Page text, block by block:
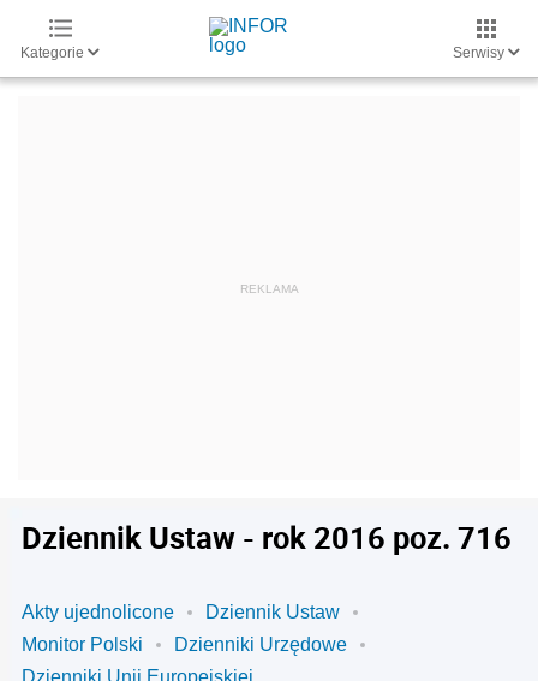
Kategorie Serwisy
Dziennik Ustaw - rok 2016 poz. 716
Akty ujednolicone
Dziennik Ustaw
Monitor Polski
Dzienniki Urzędowe
Dzienniki Unii Europejskiej